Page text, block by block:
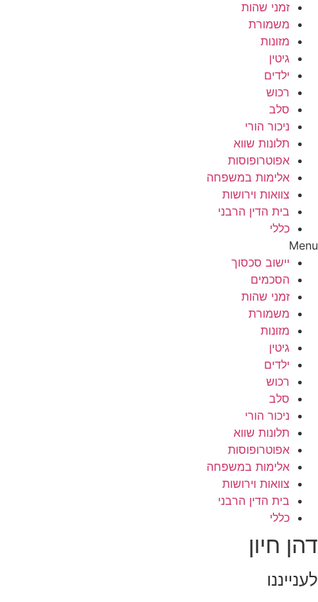
זמני שהות
משמורת
מזונות
גיטין
ילדים
רכוש
סלב
ניכור הורי
תלונות שווא
אפוטרופוסות
אלימות במשפחה
צוואות וירושות
בית הדין הרבני
כללי
Menu
יישוב סכסוך
הסכמים
זמני שהות
משמורת
מזונות
גיטין
ילדים
רכוש
סלב
ניכור הורי
תלונות שווא
אפוטרופוסות
אלימות במשפחה
צוואות וירושות
בית הדין הרבני
כללי
דהן חיון
לענייננו